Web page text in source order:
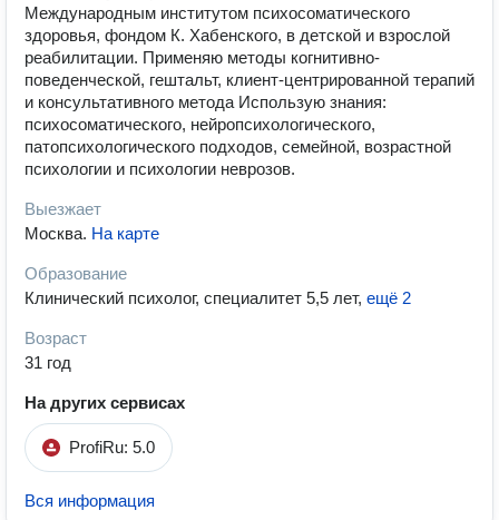
Международным институтом психосоматического
здоровья, фондом К. Хабенского, в детской и взрослой
реабилитации. Применяю методы когнитивно-
поведенческой, гештальт, клиент-центрированной терапий
и консультативного метода Использую знания:
психосоматического, нейропсихологического,
патопсихологического подходов, семейной, возрастной
психологии и психологии неврозов.
Выезжает
Москва. На карте
Образование
Клинический психолог, специалитет 5,5 лет, ещё 2
Возраст
31 год
На других сервисах
ProfiRu: 5.0
Вся информация